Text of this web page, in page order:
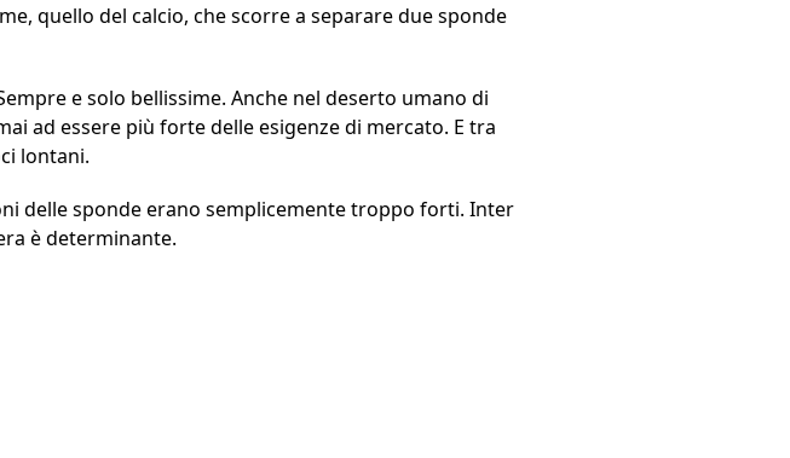
quello del calcio, che scorre a separare due sponde
e solo bellissime. Anche nel deserto umano di
ad essere più forte delle esigenze di mercato. E tra
lontani.
delle sponde erano semplicemente troppo forti. Inter
è determinante.